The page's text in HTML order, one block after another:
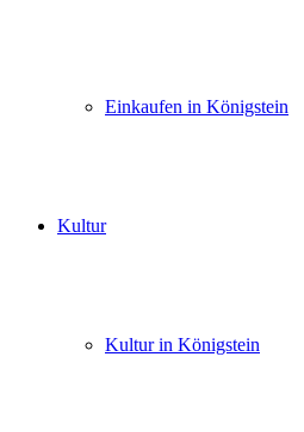
Einkaufen in Königstein
Kultur
Kultur in Königstein